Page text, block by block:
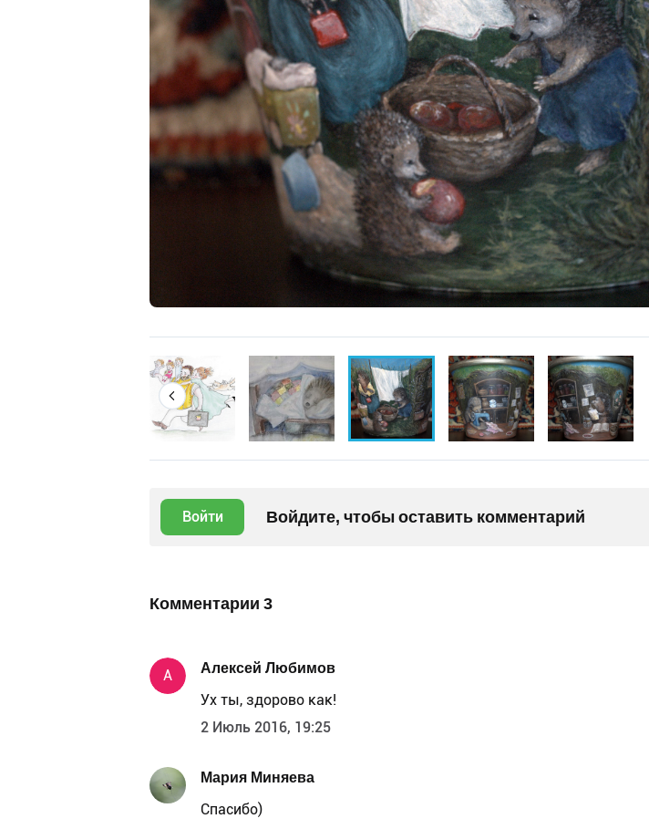
Войти Войдите, чтобы оставить комментарий
Комментарии 3
А Алексей Любимов
Ух ты, здорово как!
2 Июль 2016, 19:25
Мария Миняева
Спасибо)